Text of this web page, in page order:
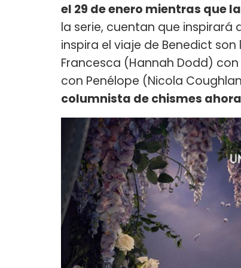
el 29 de enero mientras que
la serie, cuentan que inspirará
inspira el viaje de Benedict
Francesca (Hannah Dodd)
con Penélope (Nicola
columnista de chismes